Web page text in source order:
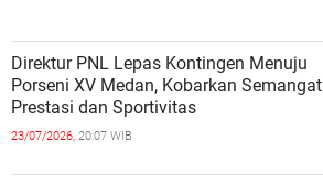
Direktur PNL Lepas Kontingen Menuju
Porseni XV Medan, Kobarkan Semangat
Prestasi dan Sportivitas
23/07/2026, 20:07 WIB